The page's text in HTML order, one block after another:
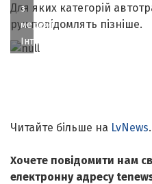
Для яких категорій
рух повідомлять пізніше.
з
мережі
Інтернет
Читайте більше на LvNews.
Хочете повідомити нам
електронну адресу